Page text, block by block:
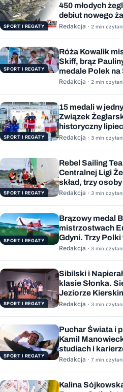
SPORT I REGATY
450 młodych
debiut nowego
Redakcja · 2 min
SPORT I REGATY
Róża Kowalik
Skiff, brąz
medale Polek na
Redakcja · 2 min
SPORT I REGATY
15 medali w
Związek
historyczny
Redakcja · 3 min
SPORT I REGATY
Rebel Sailing
Centralnej Ligi
skład, trzy osoby
wygranych
Redakcja · 3 min
SPORT I REGATY
Brązowy medal
mistrzostwach
Gdyni. Trzy
Redakcja · 3 min
SPORT I REGATY
Sibilski i
klasie Słonka.
Jeziorze
Redakcja · 3 min
SPORT I REGATY
Puchar Świata i
Kamil
studiach i
Redakcja · 7 min
Kalina